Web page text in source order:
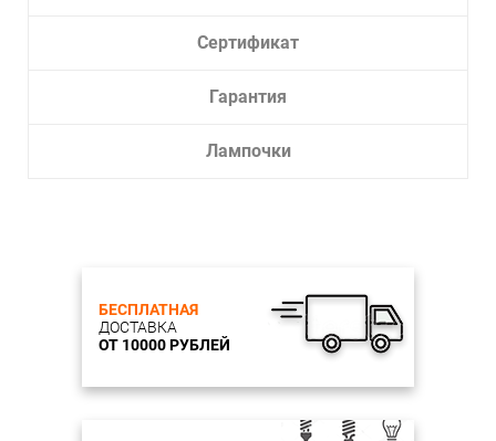
Сертификат
Гарантия
Лампочки
БЕСПЛАТНАЯ
ДОСТАВКА
ОТ 10000 РУБЛЕЙ